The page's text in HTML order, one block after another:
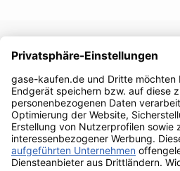
UNTERNEHMEN
RECHTLICHES
IHR KONTO